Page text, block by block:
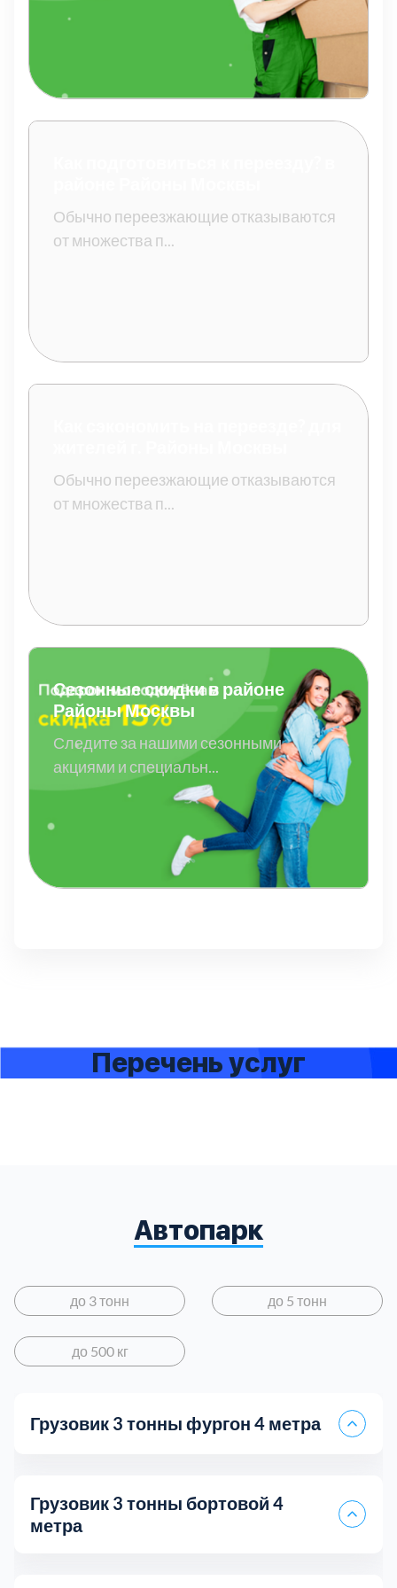
Обычно переезжающие отказываются
от множества п...
Обычно переезжающие отказываются
от множества п...
Сезонные скидки в районе
Районы Москвы
Следите за нашими сезонными
акциями и специальн...
Перечень услуг
Автопарк
до 3 тонн до 5 тонн
до 500 кг
Грузовик 3 тонны фургон 4 метра
Грузовик 3 тонны бортовой 4
метра